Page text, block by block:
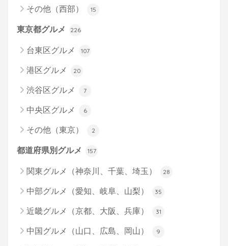
その他（西部） 15
東京都グルメ 226
台東区グルメ 107
港区グルメ 20
渋谷区グルメ 7
中央区グルメ 6
その他（東京） 2
都道府県別グルメ 157
関東グルメ（神奈川、千葉、埼玉） 28
中部グルメ（愛知、岐阜、山梨） 35
近畿グルメ（京都、大阪、兵庫） 31
中国グルメ（山口、広島、岡山） 9